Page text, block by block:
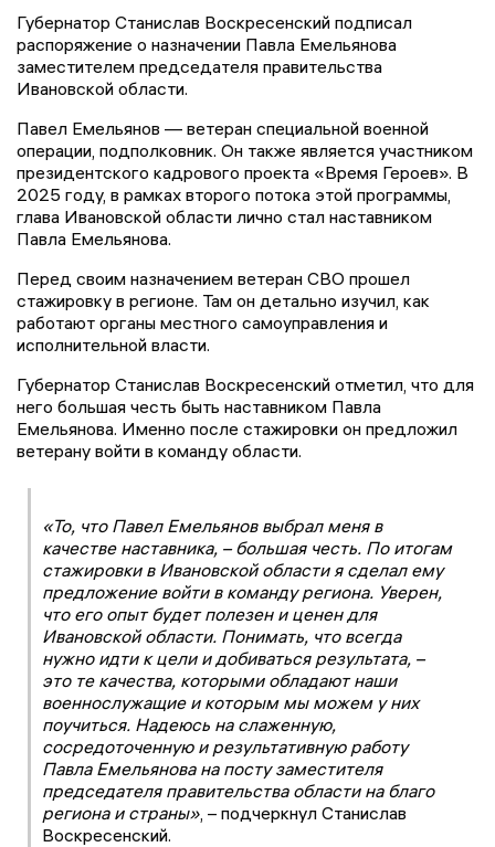
Губернатор Станислав Воскресенский подписал
распоряжение о назначении Павла Емельянова
заместителем председателя правительства
Ивановской области.
Павел Емельянов — ветеран специальной военной
операции, подполковник. Он также является участником
президентского кадрового проекта «Время Героев». В
2025 году, в рамках второго потока этой программы,
глава Ивановской области лично стал наставником
Павла Емельянова.
Перед своим назначением ветеран СВО прошел
стажировку в регионе. Там он детально изучил, как
работают органы местного самоуправления и
исполнительной власти.
Губернатор Станислав Воскресенский отметил, что для
него большая честь быть наставником Павла
Емельянова. Именно после стажировки он предложил
ветерану войти в команду области.
«То, что Павел Емельянов выбрал меня в
качестве наставника, – большая честь. По итогам
стажировки в Ивановской области я сделал ему
предложение войти в команду региона. Уверен,
что его опыт будет полезен и ценен для
Ивановской области. Понимать, что всегда
нужно идти к цели и добиваться результата, –
это те качества, которыми обладают наши
военнослужащие и которым мы можем у них
поучиться. Надеюсь на слаженную,
сосредоточенную и результативную работу
Павла Емельянова на посту заместителя
председателя правительства области на благо
региона и страны» , – подчеркнул Станислав
Воскресенский.